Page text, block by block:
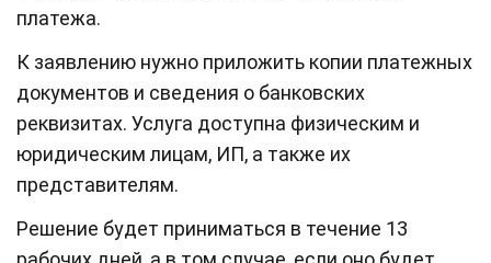
платежа.
К заявлению нужно приложить копии платежных
документов и сведения о банковских
реквизитах. Услуга доступна физическим и
юридическим лицам, ИП, а также их
представителям.
Решение будет приниматься в течение 13